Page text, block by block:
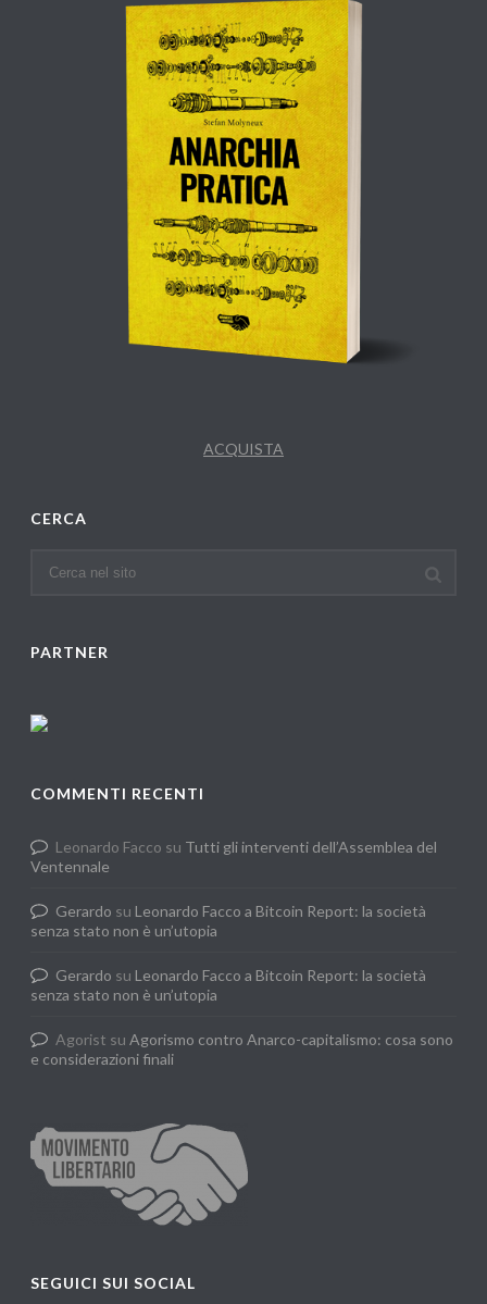
ACQUISTA
CERCA
PARTNER
COMMENTI RECENTI
Leonardo Facco su Tutti gli interventi dell’Assemblea del
Ventennale
Gerardo su Leonardo Facco a Bitcoin Report: la società
senza stato non è un’utopia
Gerardo su Leonardo Facco a Bitcoin Report: la società
senza stato non è un’utopia
Agorist suAgorismo contro Anarco-capitalismo: cosa sono
e considerazioni finali
SEGUICI SUI SOCIAL